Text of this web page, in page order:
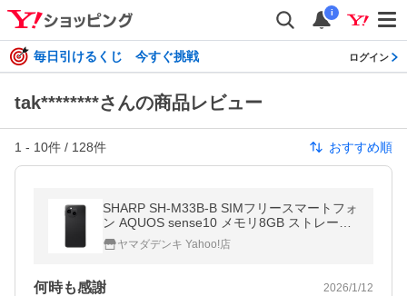
i
毎日引けるくじ 今すぐ挑戦 ログイン
tak********さんの商品レビュー
1 - 10件 / 128件 おすすめ順
SHARP SH-M33B-B SIMフリースマートフォ
ン AQUOS sense10 メモリ8GB ストレージ2
56GB フルブラック
ヤマダデンキ Yahoo!店
何時も感謝 2026/1/12